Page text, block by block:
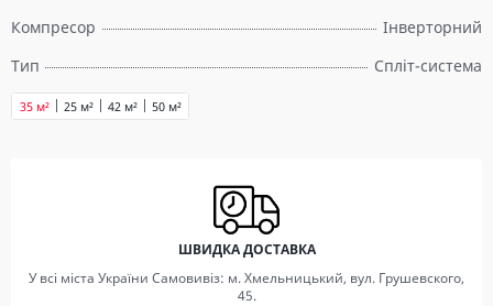
Компресор
Інверторний
Тип
Спліт-система
25 м²
35 м² 42 м² 50 м²
ШВИДКА ДОСТАВКА
У всі міста України Самовивіз: м. Хмельницький, вул. Грушевского,
45.